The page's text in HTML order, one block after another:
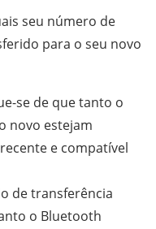
seu número de
para o seu novo
se de que tanto o
novo estejam
e compatível
de transferência
o Bluetooth